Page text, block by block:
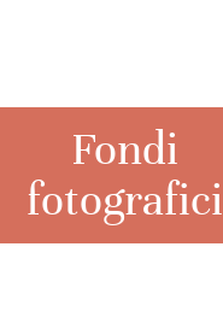
Fondi
fotografici